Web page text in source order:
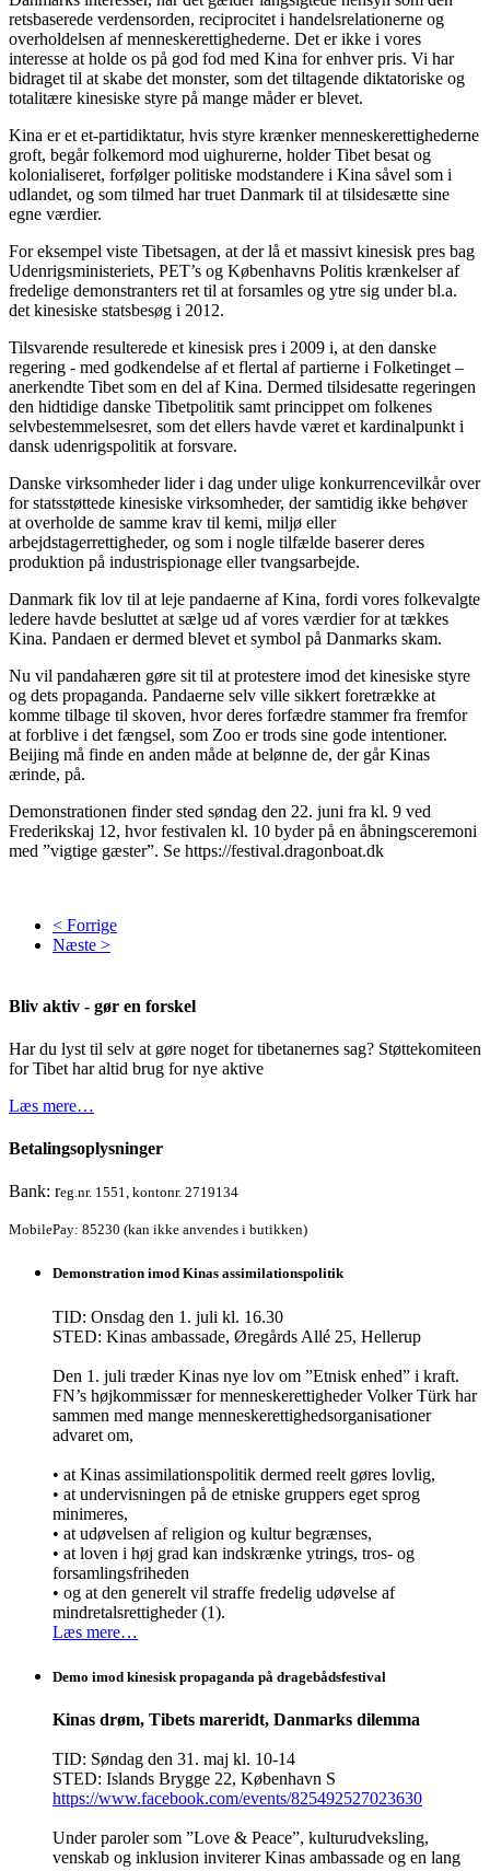
retsbaserede verdensorden, reciprocitet i handelsrelationerne og
overholdelsen af menneskerettighederne. Det er ikke i vores
interesse at holde os på god fod med Kina for enhver pris. Vi har
bidraget til at skabe det monster, som det tiltagende diktatoriske og
totalitære kinesiske styre på mange måder er blevet.
Kina er et et-partidiktatur, hvis styre krænker menneskerettighederne
groft, begår folkemord mod uighurerne, holder Tibet besat og
kolonialiseret, forfølger politiske modstandere i Kina såvel som i
udlandet, og som tilmed har truet Danmark til at tilsidesætte sine
egne værdier.
For eksempel viste Tibetsagen, at der lå et massivt kinesisk pres bag
Udenrigsministeriets, PET’s og Københavns Politis krænkelser af
fredelige demonstranters ret til at forsamles og ytre sig under bl.a.
det kinesiske statsbesøg i 2012.
Tilsvarende resulterede et kinesisk pres i 2009 i, at den danske
regering - med godkendelse af et flertal af partierne i Folketinget –
anerkendte Tibet som en del af Kina. Dermed tilsidesatte regeringen
den hidtidige danske Tibetpolitik samt princippet om folkenes
selvbestemmelsesret, som det ellers havde været et kardinalpunkt i
dansk udenrigspolitik at forsvare.
Danske virksomheder lider i dag under ulige konkurrencevilkår over
for statsstøttede kinesiske virksomheder, der samtidig ikke behøver
at overholde de samme krav til kemi, miljø eller
arbejdstagerrettigheder, og som i nogle tilfælde baserer deres
produktion på industrispionage eller tvangsarbejde.
Danmark fik lov til at leje pandaerne af Kina, fordi vores folkevalgte
ledere havde besluttet at sælge ud af vores værdier for at tækkes
Kina. Pandaen er dermed blevet et symbol på Danmarks skam.
Nu vil pandahæren gøre sit til at protestere imod det kinesiske styre
og dets propaganda. Pandaerne selv ville sikkert foretrække at
komme tilbage til skoven, hvor deres forfædre stammer fra fremfor
at forblive i det fængsel, som Zoo er trods sine gode intentioner.
Beijing må finde en anden måde at belønne de, der går Kinas
ærinde, på.
Demonstrationen finder sted søndag den 22. juni fra kl. 9 ved
Frederikskaj 12, hvor festivalen kl. 10 byder på en åbningsceremoni
med ”vigtige gæster”. Se https://festival.dragonboat.dk
< Forrige
Næste >
Bliv aktiv - gør en forskel
Har du lyst til selv at gøre noget for tibetanernes sag? Støttekomiteen
for Tibet har altid brug for nye aktive
Læs mere…
Betalingsoplysninger
Bank: reg.nr. 1551, kontonr. 2719134
MobilePay: 85230 (kan ikke anvendes i butikken)
Demonstration imod Kinas assimilationspolitik
TID: Onsdag den 1. juli kl. 16.30
STED: Kinas ambassade, Øregårds Allé 25, Hellerup
Den 1. juli træder Kinas nye lov om ”Etnisk enhed” i kraft.
FN’s højkommissær for menneskerettigheder Volker Türk har
sammen med mange menneskerettighedsorganisationer
advaret om,
• at Kinas assimilationspolitik dermed reelt gøres lovlig,
• at undervisningen på de etniske gruppers eget sprog
minimeres,
• at udøvelsen af religion og kultur begrænses,
• at loven i høj grad kan indskrænke ytrings, tros- og
forsamlingsfriheden
• og at den generelt vil straffe fredelig udøvelse af
mindretalsrettigheder (1).
Læs mere…
Demo imod kinesisk propaganda på dragebådsfestival
Kinas drøm, Tibets mareridt, Danmarks dilemma
TID: Søndag den 31. maj kl. 10-14
STED: Islands Brygge 22, København S
https://www.facebook.com/events/825492527023630
Under paroler som ”Love & Peace”, kulturudveksling,
venskab og inklusion inviterer Kinas ambassade og en lang